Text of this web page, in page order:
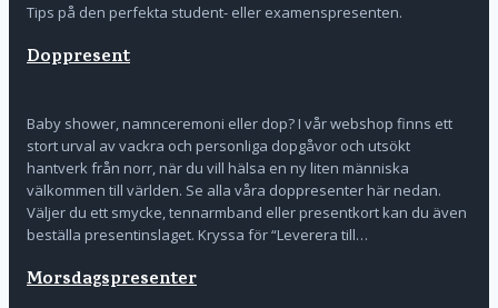
Tips på den perfekta student- eller examenspresenten.
Doppresent
Baby shower, namnceremoni eller dop? I vår webshop finns ett
stort urval av vackra och personliga dopgåvor och utsökt
hantverk från norr, när du vill hälsa en ny liten människa
välkommen till världen. Se alla våra doppresenter här nedan.
Väljer du ett smycke, tennarmband eller presentkort kan du även
beställa presentinslaget. Kryssa för “Leverera till…
Morsdagspresenter